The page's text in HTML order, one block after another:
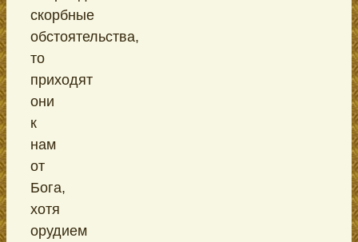
скорбные
обстоятельства,
то
приходят
они
к
нам
от
Бога,
хотя
орудием